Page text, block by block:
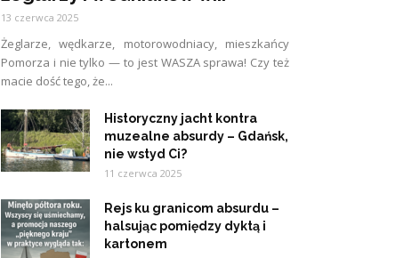
13 czerwca 2025
Żeglarze, wędkarze, motorowodniacy, mieszkańcy
Pomorza i nie tylko — to jest WASZA sprawa! Czy też
macie dość tego, że...
Historyczny jacht kontra
muzealne absurdy – Gdańsk,
nie wstyd Ci?
11 czerwca 2025
Rejs ku granicom absurdu –
halsując pomiędzy dyktą i
kartonem